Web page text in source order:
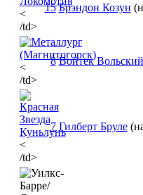
<
/td>
15 Брэндон Козун
<
/td>
8 Войтек Вольский
<
/td>
7 Гилберт Бруле